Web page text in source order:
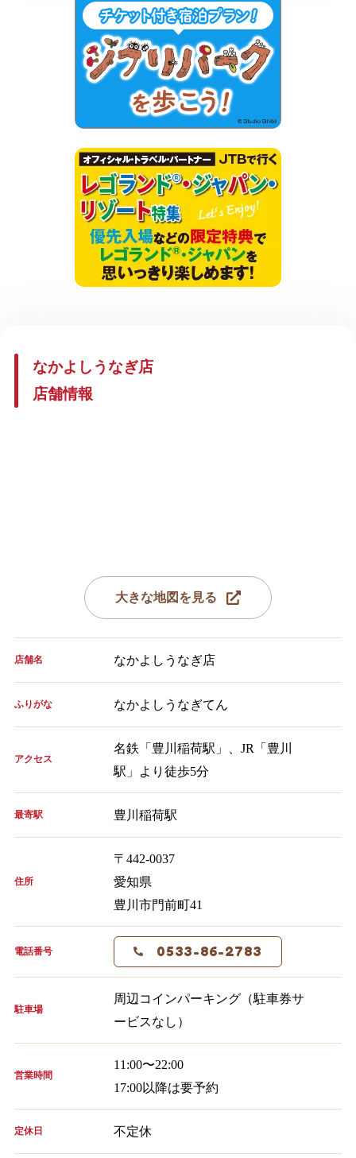
なかよしうなぎ店
店舗情報
大きな地図を見る
店舗名 なかよしうなぎ店
ふりがな なかよしうなぎてん
アクセス
名鉄「豊川稲荷駅」、JR「豊川
駅」より徒歩5分
最寄駅 豊川稲荷駅
住所
〒442-0037
愛知県
豊川市門前町41
電話番号 0533-86-2783
駐車場
周辺コインパーキング（駐車券サ
ービスなし）
営業時間
11:00〜22:00
17:00以降は要予約
定休日 不定休